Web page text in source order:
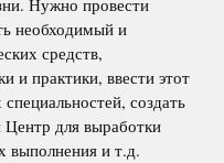
Нужно провести
необходимый и
средств,
и практики, ввести этот
создать
для выработки
выполнения и т.д.